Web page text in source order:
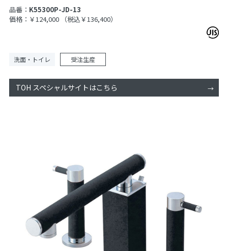
品番： K55300P-JD-13
価格：￥124,000
（税込￥136,400）
洗面・トイレ 受注生産
TOH スペシャルサイトはこちら